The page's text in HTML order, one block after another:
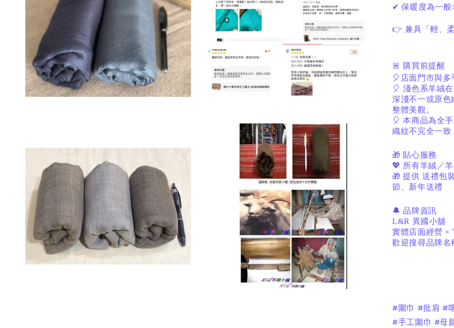
✔ 保暖度為一般
👉 兼具「輕、
🚨 購買前提醒
🎈 店面門市與多
🎈 淺色系羊絨
深淺不一或原色
整體美觀。
🎈 本商品為全
織紋不完全一致
🎁 貼心服務
💖 所有羊絨／
🎁提供 送禮包
節、新年送禮
🔔品牌資訊
L&R 異國小舖
實體店面經營 ×
歡迎搜尋品牌名
#圍巾 #批肩 #
#手工圍巾 #母